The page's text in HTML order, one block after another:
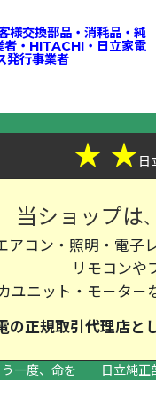
様交換部品・消耗品・純
者・HITACHI・日立家電
発行事業者
★ ★日
当ショップは
アコン・照明・電子
リモコンや
ユニット・モ－タ－
の正規取引代理店
一度、命を
日立純